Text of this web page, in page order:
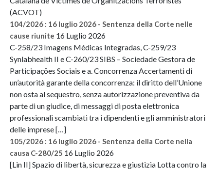
(ACVOT)
104/2026 : 16 luglio 2026 - Sentenza della Corte nelle
cause riunite 16 Luglio 2026
C-258/23 Imagens Médicas Integradas, C-259/23
Synlabhealth II e C-260/23 SIBS – Sociedade Gestora de
Participações Sociais e a. Concorrenza Accertamenti di
un’autorità garante della concorrenza: il diritto dell’Unione
non osta al sequestro, senza autorizzazione preventiva da
parte di un giudice, di messaggi di posta elettronica
professionali scambiati tra i dipendenti e gli amministratori
delle imprese […]
105/2026 : 16 luglio 2026 - Sentenza della Corte nella
causa C-280/25 16 Luglio 2026
[Lin II] Spazio di libertà, sicurezza e giustizia Lotta contro la